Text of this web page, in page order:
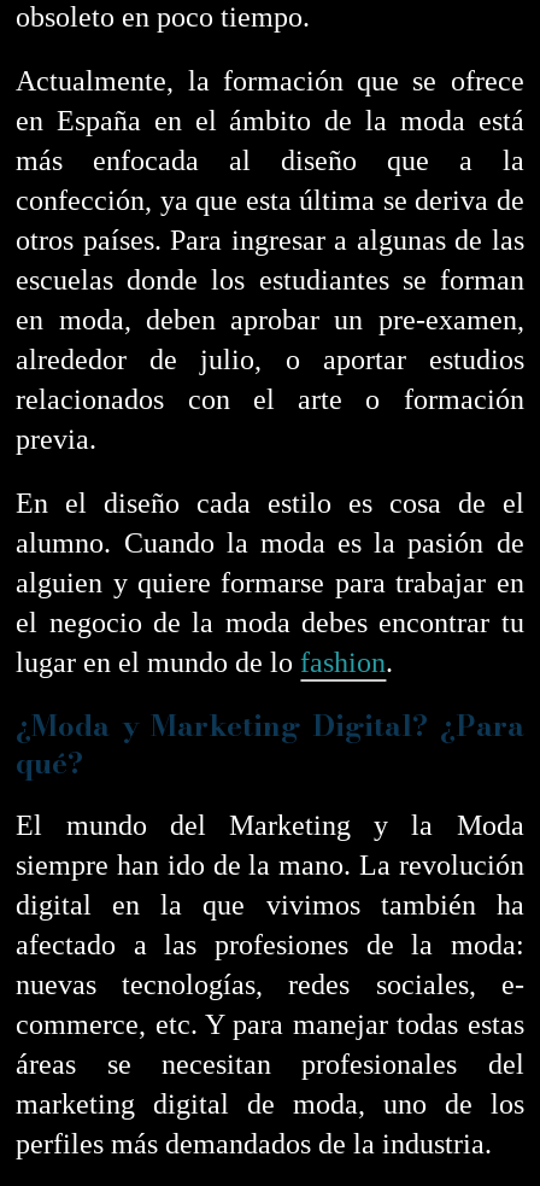
obsoleto en poco tiempo.
Actualmente, la formación que se ofrece
en España en el ámbito de la moda está
más enfocada al diseño que a la
confección, ya que esta última se deriva de
otros países.Para ingresar a algunas de las
escuelas donde los estudiantes se forman
en moda, deben aprobar un pre-examen,
alrededor de julio, o aportar estudios
relacionados con el arte o formación
previa.
En el diseño cada estilo es cosa de el
alumno. Cuando la moda es la pasión de
alguien y quiere formarse para trabajar en
el negocio de la moda debes encontrar tu
lugar en el mundo de lofashion.
¿Moda y Marketing Digital? ¿Para
qué?
El mundo del Marketing y la Moda
siempre han ido de la mano. La revolución
digital en la que vivimos también ha
afectado a las profesiones de la moda:
nuevas tecnologías, redes sociales, e-
commerce, etc. Y para manejar todas estas
áreas se necesitan profesionales del
marketing digital de moda, uno de los
perfiles más demandados de la industria.